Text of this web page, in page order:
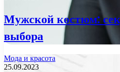
Мужской костюм:
выбора
Мода и красота
25.09.2023